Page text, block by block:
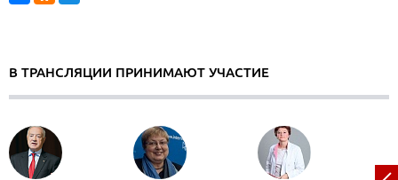
В ТРАНСЛЯЦИИ ПРИНИМАЮТ УЧАСТИЕ